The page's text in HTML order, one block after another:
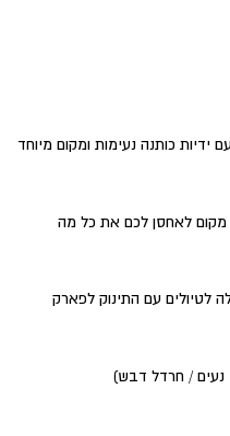
ידיות כותנה נעימות ומקום מיוחד
מקום לאחסן לכם את כל מה
לטיולים עם התינוק לפארק